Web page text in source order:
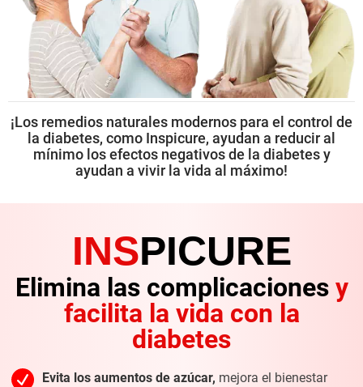
¡Los remedios naturales modernos para el control de
la diabetes, como Inspicure, ayudan a reduciral
mínimo los efectos negativos de la diabetes y
ayudan a vivir la vida al máximo!
INSPICURE
Elimina las complicaciones y
facilita la vida con la
diabetes
Evita los aumentos de azúcar, mejora el bienestar